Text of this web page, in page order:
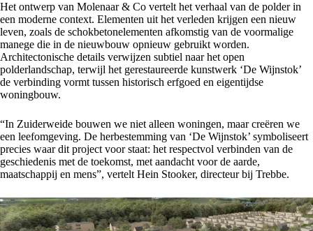
Het ontwerp van Molenaar & Co vertelt het verhaal van de polder in
een moderne context. Elementen uit het verleden krijgen een nieuw
leven, zoals de schokbetonelementen afkomstig van de voormalige
manege die in de nieuwbouw opnieuw gebruikt worden.
Architectonische details verwijzen subtiel naar het open
polderlandschap, terwijl het gerestaureerde kunstwerk ‘De Wijnstok’
de verbinding vormt tussen historisch erfgoed en eigentijdse
woningbouw.
“In Zuiderweide bouwen we niet alleen woningen, maar creëren we
een leefomgeving. De herbestemming van ‘De Wijnstok’ symboliseert
precies waar dit project voor staat: het respectvol verbinden van de
geschiedenis met de toekomst, met aandacht voor de aarde,
maatschappij en mens”, vertelt Hein Stooker, directeur bij Trebbe.